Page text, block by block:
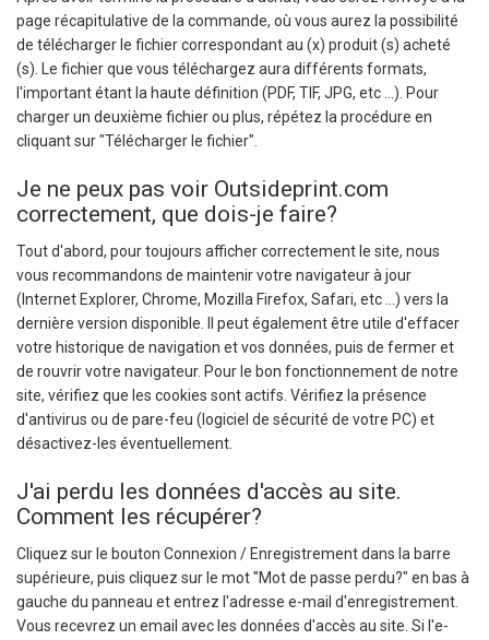
page récapitulative de la commande, où vous aurez la possibilité
de télécharger le fichier correspondant au (x) produit (s) acheté
(s). Le fichier que vous téléchargez aura différents formats,
l'important étant la haute définition (PDF, TIF, JPG, etc ...). Pour
charger un deuxième fichier ou plus, répétez la procédure en
cliquant sur "Télécharger le fichier".
Je ne peux pas voir Outsideprint.com
correctement, que dois-je faire?
Tout d'abord, pour toujours afficher correctement le site, nous
vous recommandons de maintenir votre navigateur à jour
(Internet Explorer, Chrome, Mozilla Firefox, Safari, etc ...) vers la
dernière version disponible. Il peut également être utile d'effacer
votre historique de navigation et vos données, puis de fermer et
de rouvrir votre navigateur. Pour le bon fonctionnement de notre
site, vérifiez que les cookies sont actifs. Vérifiez la présence
d'antivirus ou de pare-feu (logiciel de sécurité de votre PC) et
désactivez-les éventuellement.
J'ai perdu les données d'accès au site.
Comment les récupérer?
Cliquez sur le bouton Connexion / Enregistrement dans la barre
supérieure, puis cliquez sur le mot "Mot de passe perdu?" en bas à
gauche du panneau et entrez l'adresse e-mail d'enregistrement.
Vous recevrez un email avec les données d'accès au site. Si l'e-